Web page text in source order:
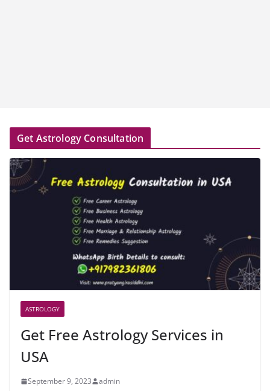
Get Astrology Consultation
ASTROLOGY
Get Free Astrology Services in
USA
September 9, 2023 admin